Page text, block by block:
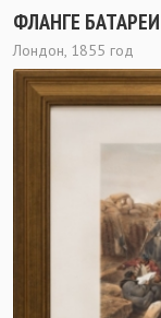
ФЛАНГЕ
Лондон, 1855 год